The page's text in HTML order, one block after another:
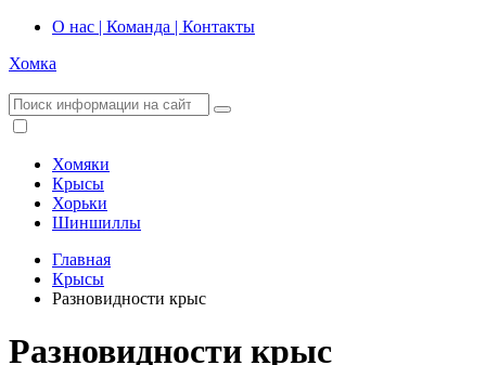
О нас | Команда | Контакты
Хомка
Хомяки
Крысы
Хорьки
Шиншиллы
Главная
Крысы
Разновидности крыс
Разновидности крыс